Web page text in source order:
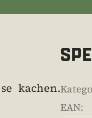
kachen.
EAN: